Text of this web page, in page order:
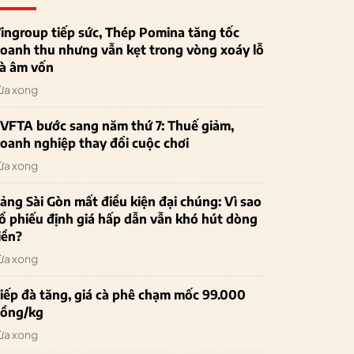
tiếp sức, Thép Pomina tăng tốc
thu nhưng vẫn kẹt trong vòng xoáy lỗ
âm vốn
xong
bước sang năm thứ 7: Thuế giảm,
nghiệp thay đổi cuộc chơi
xong
Sài Gòn mất điều kiện đại chúng: Vì sao
phiếu định giá hấp dẫn vẫn khó hút dòng
xong
đà tăng, giá cà phê chạm mốc 99.000
kg
xong